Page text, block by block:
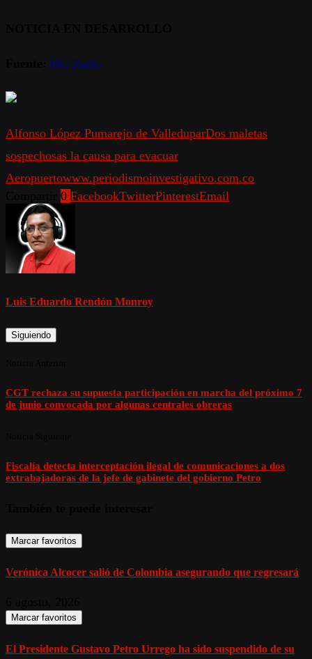
Blu Radio
Alfonso López Pumarejo de ValleduparDos maletas
sospechosas la causa para evacuar
Aeropuertowww.periodismoinvestigativo.com.co
0 FacebookTwitterPinterestEmail
Luis Eduardo Rendón Monroy
Siguiendo
CGT rechaza su supuesta participación en marcha del próximo 7
de junio convocada por algunas centrales obreras
Fiscalía detecta interceptación ilegal de comunicaciones a dos
extrabajadoras de la jefe de gabinete del gobierno Petro
Marcar favoritos
Verónica Alcocer salió de Colombia asegurando que regresará
Marcar favoritos
El Presidente Gustavo Petro Urrego ha sido suspendido de su